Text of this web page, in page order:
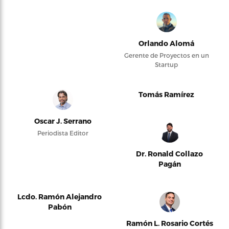
Orlando Alomá
Gerente de Proyectos en un
Startup
Oscar J. Serrano
Periodista Editor
Tomás Ramírez
Dr. Ronald Collazo
Pagán
Lcdo. Ramón Alejandro
Pabón
Ramón L. Rosario Cortés